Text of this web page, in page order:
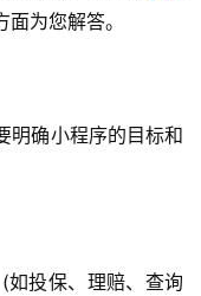
为您解答。
明确小程序的目标和
如投保、理赔、查询